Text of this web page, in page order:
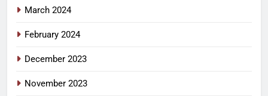
March 2024
February 2024
December 2023
November 2023